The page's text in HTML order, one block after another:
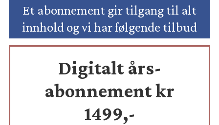
Et abonnement gir tilgang til alt
innhold og vi har følgende tilbud
Digitalt års-
abonnement kr
1499,-